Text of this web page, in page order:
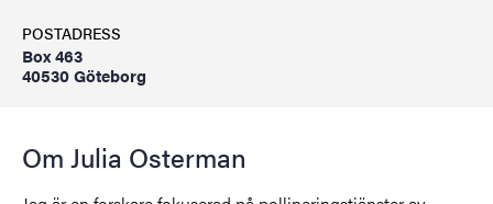
POSTADRESS
Box 463
40530 Göteborg
Om Julia Osterman